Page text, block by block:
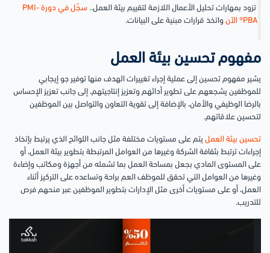
تزود بمهارات تحليل الأعمال اللازمة لتقييم بيئة العمل..
سجّل في دورة PMI-
PBA® الآن
واتخذ قرارات مبنية على البيانات.
مفهوم تحسين بيئة العمل
يشير مفهوم تحسين إلى عملية إجراء تغييرات الهدف منها توفير جو إيجابي
للموظفين يشجعهم على تطوير أدائهم وتعزيز إنتاجيتهم، إلى جانب تعزيز الإحساس
بالرضا الوظيفي والأمان، بالإضافة إلى تقوية التعاون والتواصل بين الموظفين
لتحسين علاقاتهم.
تحسين بيئة العمل يتم على مستويات مختلفة مثل جانب اللوائح الذي يرتبط بإتخاذ
إجراءات ترتبط بثقافة الشركة وغيرها من العوامل المرتبطة بتطوير بيئة العمل، أو
على المستوى المادي بجعل بمساحة العمل بما تشمله من أجهزة ومكاتب وإضاءة
وغيرها من العوامل التي تحقق للموظف العم براحة وتساعده على التركيز أثناء
العمل، أو على مستويات أخرى مثل الإدارات بتطوير الموظفين عبر منحهم فرص
للتدريب.